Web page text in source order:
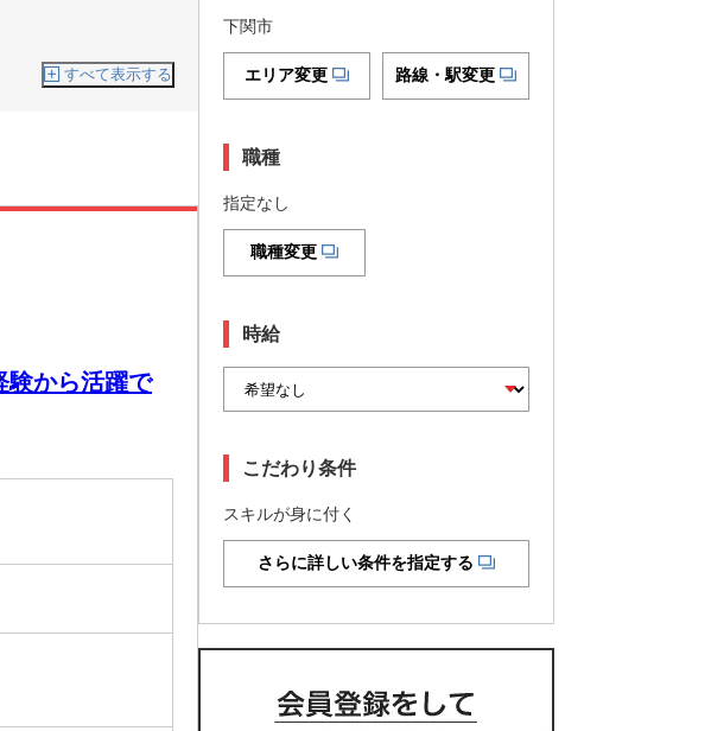
すべて表示する
験から活躍で
下関市
エリア変更 路線・駅変更
職種
指定なし
職種変更
時給
こだわり条件
スキルが身に付く
さらに詳しい条件を指定する